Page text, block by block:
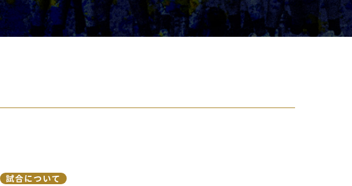
クラブ沿革
PEARLSの取り組み
試合について